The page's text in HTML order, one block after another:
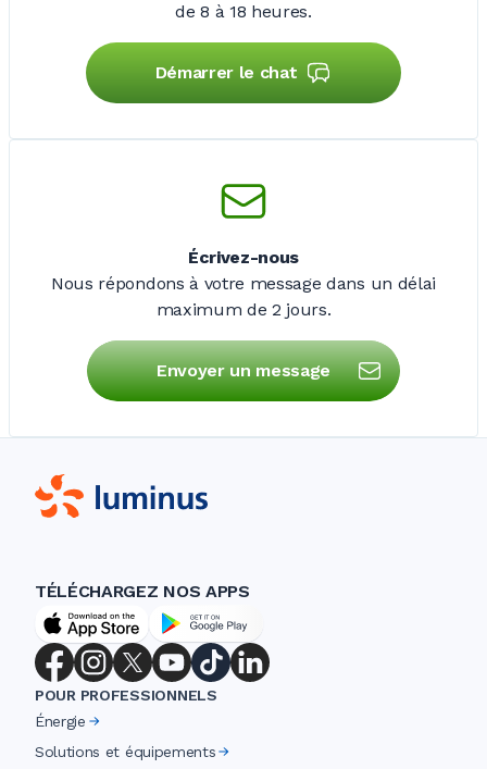
de 8 à 18 heures.
Démarrer le chat
Écrivez-nous
Nous répondons à votre message dans un délai
maximum de2 jours.
Envoyer un message
TÉLÉCHARGEZ NOS APPS
POUR PROFESSIONNELS
Énergie
Solutions et équipements